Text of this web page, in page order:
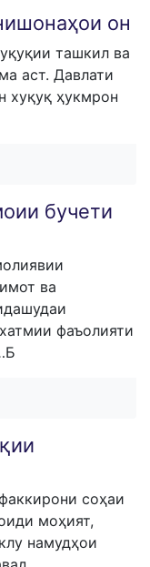
он
ташкил ва
аст. Давлати
хуқуқ ҳукмрон
бучети
ва
фаъолияти
соҳаи
моҳият,
намудҳои